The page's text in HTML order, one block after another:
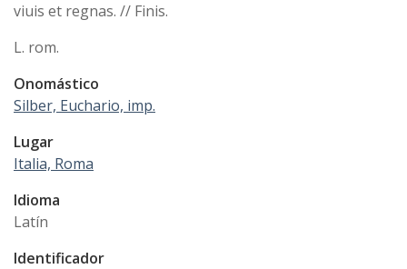
viuis et regnas. // Finis.
L. rom.
Onomástico
Silber, Euchario, imp.
Lugar
Italia, Roma
Idioma
Latín
Identificador